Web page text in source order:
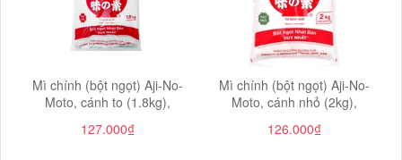
Mì chính (bột ngọt) Aji-No-
Moto, cánh to (1.8kg),
127.000₫
Mì chính (bột ngọt) Aji-No-
Moto, cánh nhỏ (2kg),
126.000₫